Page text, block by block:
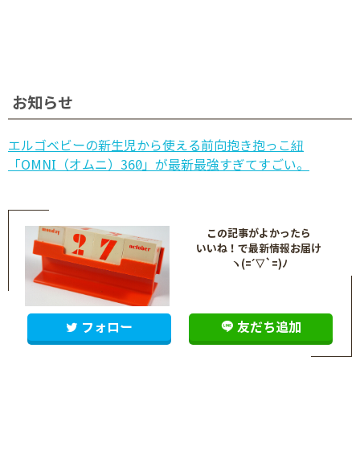
お知らせ
エルゴベビーの新生児から使える前向抱き抱っこ紐
「OMNI（オムニ）360」が最新最強すぎてすごい。
この記事がよかったら
いいね！で最新情報お届け
ヽ(=´▽`=)ﾉ
フォロー 友だち追加